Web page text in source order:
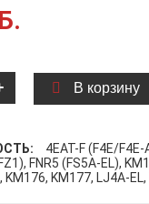
В корзину
4EAT-F (F4E/F4E-
FNR5 (FS5A-EL),
KM176, KM177, LJ4A-